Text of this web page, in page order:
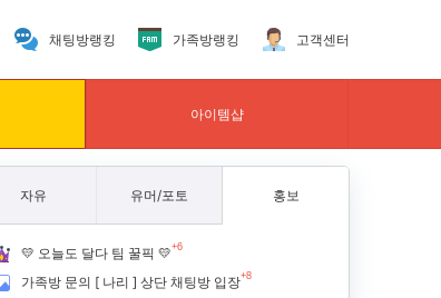
채팅방랭킹 가족방랭킹 고객센터
아이템샵
자유 유머/포토 홍보
💛 오늘도 달다 팀 꿀픽 💛+6
가족방 문의 [ 나리 ] 상단 채팅방 입장+8